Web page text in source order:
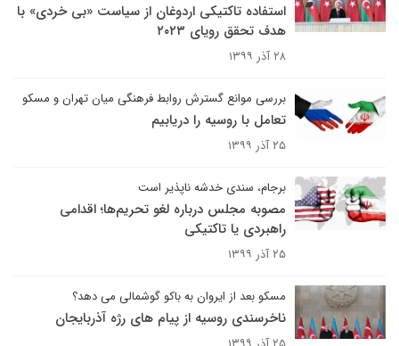
استفاده تاکتیکی اردوغان از سیاست «بی خردی» با
هدف تحقق رویای ۲۰۲۳
۲۸ آذر ۱۳۹۹
بررسی موانع گسترش روابط فرهنگی میان تهران و مسکو
تعامل با روسیه را دریابیم
۲۵ آذر ۱۳۹۹
برجام، سندی خدشه ناپذیر است
مصوبه مجلس درباره لغو تحریم‌ها؛ اقدامی
راهبردی یا تاکتیکی
۲۵ آذر ۱۳۹۹
مسکو بعد از ایروان به باکو گوشمالی می دهد؟
ناخرسندی روسیه از پیام های رژه آذربایجان